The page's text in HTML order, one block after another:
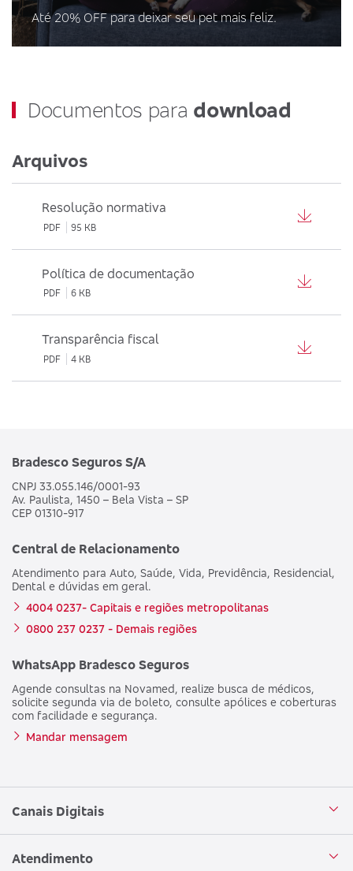
Até 20% OFF para deixar seu pet mais feliz.
Documentos para download
Arquivos
Resolução normativa
PDF 95 KB
Política de documentação
PDF 6 KB
Transparência fiscal
PDF 4 KB
Bradesco Seguros S/A
CNPJ 33.055.146/0001-93
Av. Paulista, 1450 – Bela Vista – SP
CEP 01310-917
Central de Relacionamento
Atendimento para Auto, Saúde, Vida, Previdência, Residencial,
Dental e dúvidas em geral.
4004 0237- Capitais e regiões metropolitanas
0800 237 0237 - Demais regiões
WhatsApp Bradesco Seguros
Agende consultas na Novamed, realize busca de médicos,
solicite segunda via de boleto, consulte apólices e coberturas
com facilidade e segurança.
Mandar mensagem
Canais Digitais
Aplicativo Bradesco Seguros
Atendimento